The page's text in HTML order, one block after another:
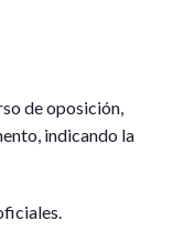
de oposición,
indicando la